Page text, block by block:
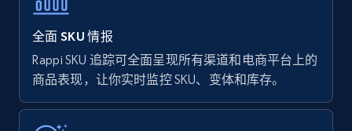
more.
35.2K+ 5.7K+ 立即开始
Amazon Reviews
全面 SKU 情报
Rappi SKU 追踪可全面呈现所有渠道和电商平台上的
商品表现，让你实时监控 SKU、变体和库存。